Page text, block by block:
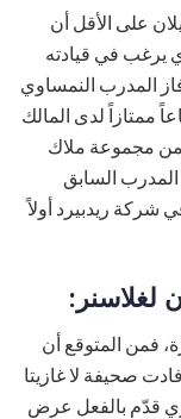
على الأقل أن
يرغب في قيادته
المدرب النمساوي
ممتازاً لدى المالك
مجموعة ملاك
المدرب السابق
شركة ريدبيرد أولاً
فمن المتوقع أن
صحيفة لا غازيتا
قدّم بالفعل عرض